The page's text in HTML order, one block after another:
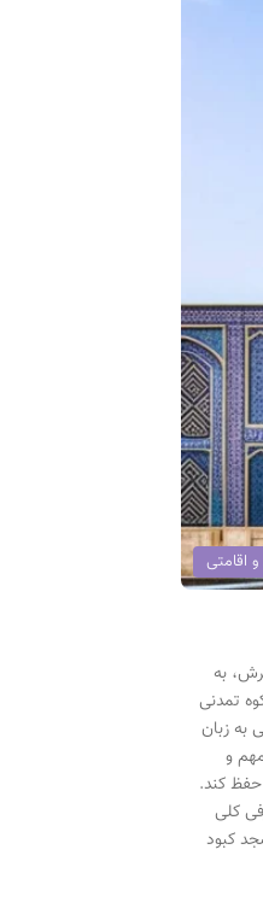
اقامتی
به
تمدنی
به زبان
و
حفظ کند.
کلی
کبود